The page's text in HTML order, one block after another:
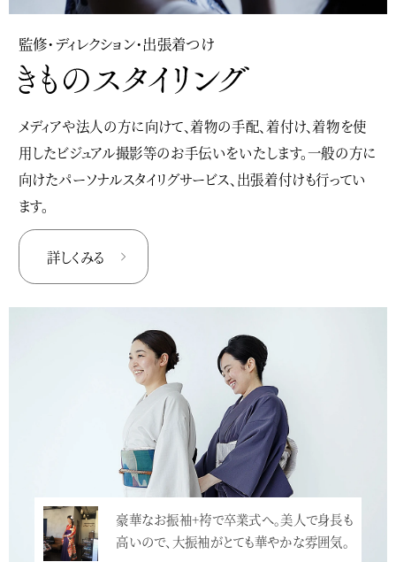
監修・ディレクション・出張着つけ
メディアや法人の方に向けて、着物の手配、着付け、着物を使
用したビジュアル撮影等のお手伝いをいたします。一般の方に
向けたパーソナルスタイリグサービス、出張着付けも行ってい
ます。
詳しくみる
豪華なお振袖+袴で卒業式へ。美人で身長も
高いので、大振袖がとても華やかな雰囲気。